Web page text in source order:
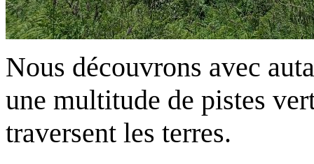
Nous découvrons avec
une multitude de pistes
traversent les terres.